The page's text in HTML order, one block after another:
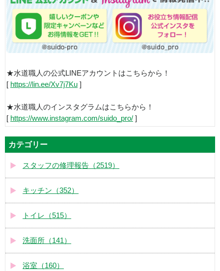
★水道職人の公式LINEアカウントはこちらから！
[ https://lin.ee/Xv7j7Ku ]
★水道職人のインスタグラムはこちらから！
[ https://www.instagram.com/suido_pro/ ]
カテゴリー
スタッフの修理報告（2519）
キッチン（352）
トイレ（515）
洗面所（141）
浴室（160）